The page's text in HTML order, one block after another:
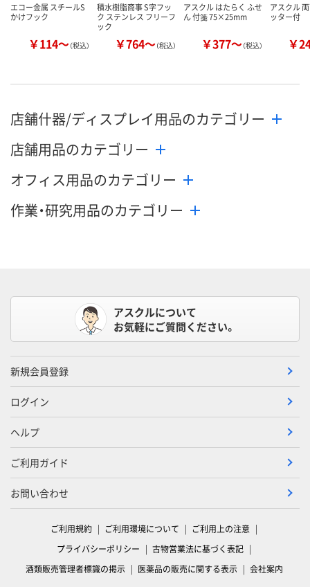
エコー金属 スチールS
かけフック
￥114～（税込）
積水樹脂商事 S字フッ
ク ステンレス フリーフ
ック
￥764～（税込）
アスクル はたらく ふせ
ん 付箋 75×25mm
￥377～（税込）
アスクル
ッター付
￥
店舗什器/ディスプレイ用品のカテゴリー
店舗用品のカテゴリー
オフィス用品のカテゴリー
作業・研究用品のカテゴリー
アスクルについて
お気軽にご質問ください。
新規会員登録
ログイン
ヘルプ
ご利用ガイド
お問い合わせ
ご利用規約 ご利用環境について
ご利用上の注意
プライバシーポリシー
古物営業法に基づく表記
酒類販売管理者標識の掲示
医薬品の販売に関する表示 会社案内